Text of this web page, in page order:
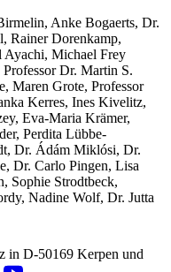
Anke Bogaerts, Dr.
Rainer Dorenkamp,
Ayachi, Michael Frey
Dr. Martin S.
Maren Grote, Professor
Kerres, Ines Kivelitz,
Eva-Maria Krämer,
Perdita Lübbe-
Dr. Ádám Miklósi, Dr.
Dr. Carlo Pingen, Lisa
Sophie Strodtbeck,
Nadine Wolf, Dr. Jutta
in D-50169 Kerpen und